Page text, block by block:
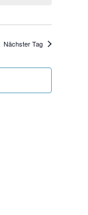
Navigation
Nächster Tag